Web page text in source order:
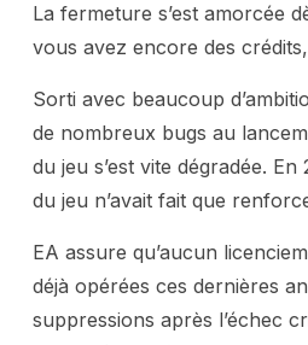
La fermeture s’est amorcée
vous avez encore des
Sorti avec beaucoup
de nombreux bugs au
du jeu s’est vite dégradée.
du jeu n’avait fait que
EA assure qu’aucun
déjà opérées ces dernières
suppressions après l’échec